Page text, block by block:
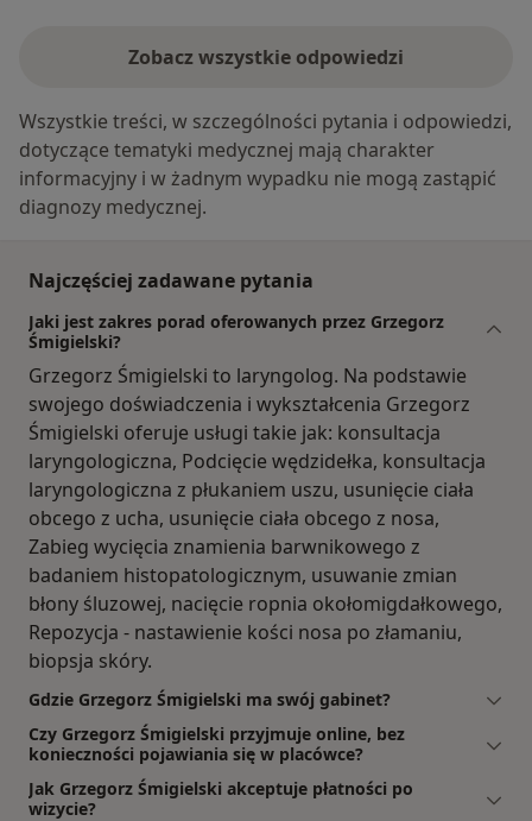
Zobacz wszystkie odpowiedzi
Wszystkie treści, w szczególności pytania i odpowiedzi,
dotyczące tematyki medycznej mają charakter
informacyjny i w żadnym wypadku nie mogą zastąpić
diagnozy medycznej.
Najczęściej zadawane pytania
Jaki jest zakres porad oferowanych przez Grzegorz
Śmigielski?
Grzegorz Śmigielski to laryngolog. Na podstawie
swojego doświadczenia i wykształcenia Grzegorz
Śmigielski oferuje usługi takie jak: konsultacja
laryngologiczna, Podcięcie wędzidełka, konsultacja
laryngologiczna z płukaniem uszu, usunięcie ciała
obcego z ucha, usunięcie ciała obcego z nosa,
Zabieg wycięcia znamienia barwnikowego z
badaniem histopatologicznym, usuwanie zmian
błony śluzowej, nacięcie ropnia okołomigdałkowego,
Repozycja - nastawienie kości nosa po złamaniu,
biopsja skóry.
Gdzie Grzegorz Śmigielski ma swój gabinet?
Czy Grzegorz Śmigielski przyjmuje online, bez
konieczności pojawiania się w placówce?
Jak Grzegorz Śmigielski akceptuje płatności po
wizycie?